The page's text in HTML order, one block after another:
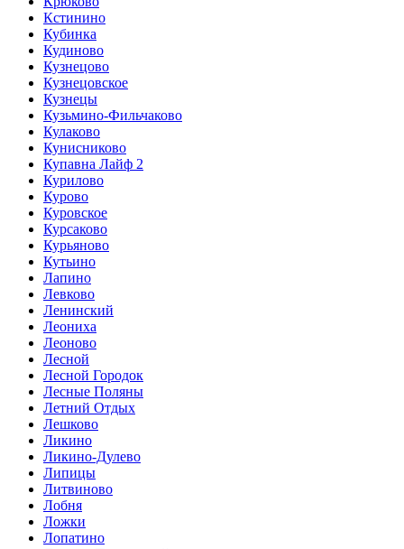
Кстинино
Кубинка
Кудиново
Кузнецово
Кузнецовское
Кузнецы
Кузьмино-Фильчаково
Кулаково
Кунисниково
Купавна Лайф 2
Курилово
Курово
Куровское
Курсаково
Курьяново
Кутьино
Лапино
Левково
Ленинский
Леониха
Леоново
Лесной
Лесной Городок
Лесные Поляны
Летний Отдых
Лешково
Ликино
Ликино-Дулево
Липицы
Литвиново
Лобня
Ложки
Лопатино